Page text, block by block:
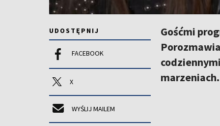
UDOSTĘPNIJ
FACEBOOK
X
WYŚLIJ MAILEM
Gośćmi
marzeniach.